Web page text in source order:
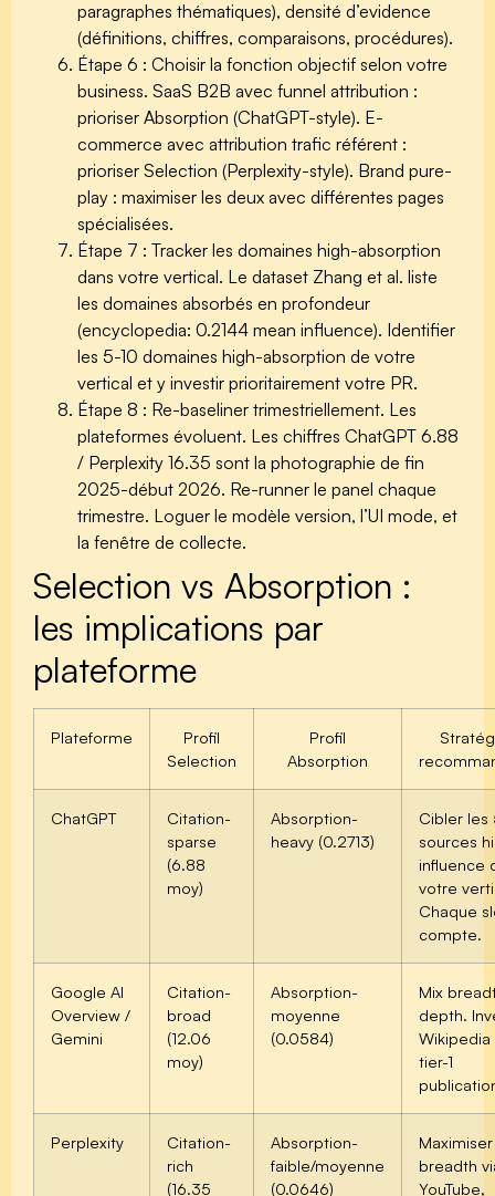
paragraphes thématiques), densité d’evidence
(définitions, chiffres, comparaisons, procédures).
Étape 6 : Choisir la fonction objectif selon votre
business. SaaS B2B avec funnel attribution :
prioriser Absorption (ChatGPT-style). E-
commerce avec attribution trafic référent :
prioriser Selection (Perplexity-style). Brand pure-
play : maximiser les deux avec différentes pages
spécialisées.
Étape 7 : Tracker les domaines high-absorption
dans votre vertical. Le dataset Zhang et al. liste
les domaines absorbés en profondeur
(encyclopedia: 0.2144 mean influence). Identifier
les 5-10 domaines high-absorption de votre
vertical et y investir prioritairement votre PR.
Étape 8 : Re-baseliner trimestriellement. Les
plateformes évoluent. Les chiffres ChatGPT 6.88
/ Perplexity 16.35 sont la photographie de fin
2025-début 2026. Re-runner le panel chaque
trimestre. Loguer le modèle version, l’UI mode, et
la fenêtre de collecte.
Selection vs Absorption :
les implications par
plateforme
Plateforme
Profil
Selection
Profil
Absorption
ChatGPT
Citation-
sparse
(6.88
moy)
Absorption-
heavy (0.2713)
Cibler les
sources
influence
votre
Chaque
compte.
Google AI
Overview /
Gemini
Citation-
broad
(12.06
moy)
Absorption-
moyenne
(0.0584)
Mix
depth.
Wikipedia
tier-1
Perplexity
Citation-
rich
(16.35
Absorption-
faible/moyenne
(0.0646)
Maximiser
breadth
YouTube,